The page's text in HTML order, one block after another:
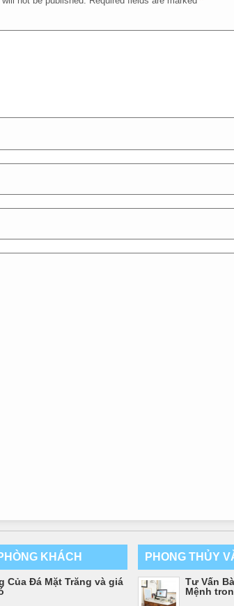
KHÁCH
Của Đá Mặt Trăng và giá
PHONG THỦY
Tư Vấn
Mệnh